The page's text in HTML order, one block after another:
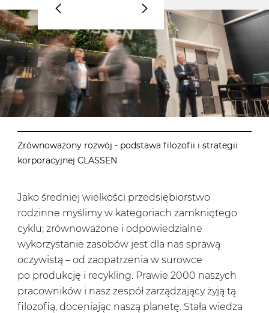
Zrównoważony rozwój - podstawa filozofii i strategii
korporacyjnej CLASSEN
Jako średniej wielkości przedsiębiorstwo
rodzinne myślimy w kategoriach zamkniętego
cyklu; zrównoważone i odpowiedzialne
wykorzystanie zasobów jest dla nas sprawą
oczywistą – od zaopatrzenia w surowce
po produkcję i recykling. Prawie 2000 naszych
pracowników i nasz zespół zarządzający żyją tą
filozofią, doceniając naszą planetę. Stała wiedza